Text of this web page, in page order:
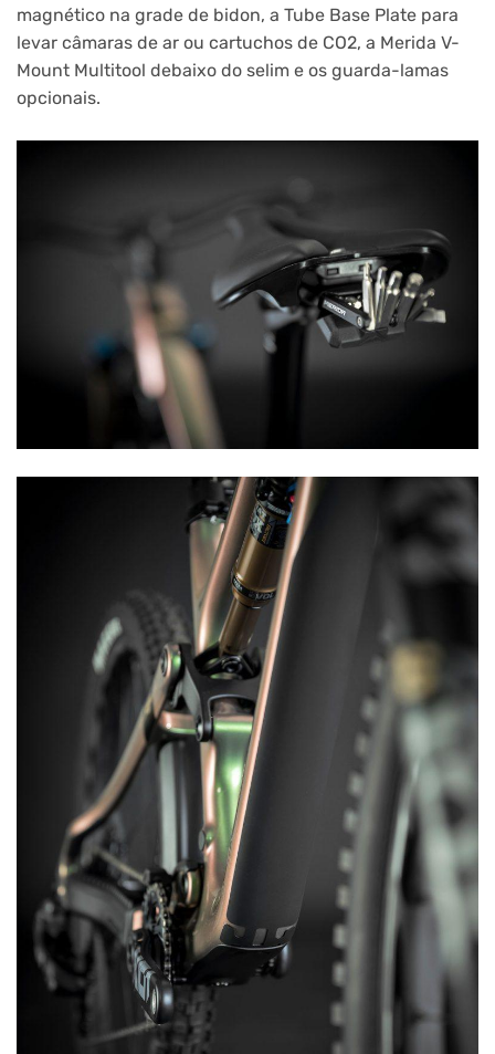
magnético na grade de bidon, a Tube Base Plate para
levar câmaras de ar ou cartuchos de CO2, a Merida V-
Mount Multitool debaixo do selim e os guarda-lamas
opcionais.